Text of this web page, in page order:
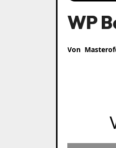
WP
Von